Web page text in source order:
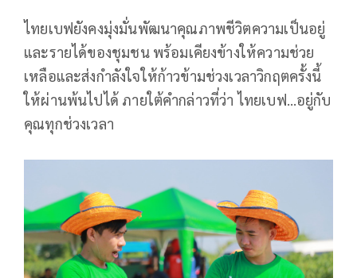
ไทยเบฟยังคงมุ่งมั่นพัฒนาคุณภาพชีวิตความเป็นอยู่
และรายได้ของชุมชน พร้อมเคียงข้างให้ความช่วย
เหลือและส่งกำลังใจให้ก้าวข้ามช่วงเวลาวิกฤตครั้งนี้
ให้ผ่านพ้นไปได้ ภายใต้คำกล่าวที่ว่า ไทยเบฟ…อยู่กับ
คุณทุกช่วงเวลา